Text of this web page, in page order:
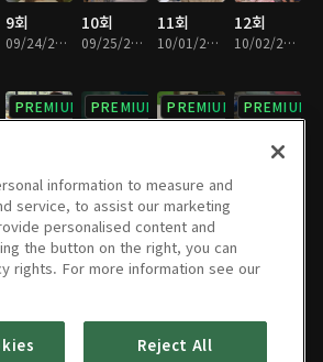
9회
09/24/2016 • 1시간 5분
10회
09/25/2016 • 1시간 4분
11회
10/01/2016 • 1시간 5분
12회
10/02/2016 • 1시간 5분
PREMIUM PREMIUM PREMIUM PREMIUM
PREMIUM
21회
PREMIUM
22회
PREMIUM
23회 24회
information to measure and
service, to assist our marketing
personalised content and
the button on the right, you can
rights. For more information see our
Reject All